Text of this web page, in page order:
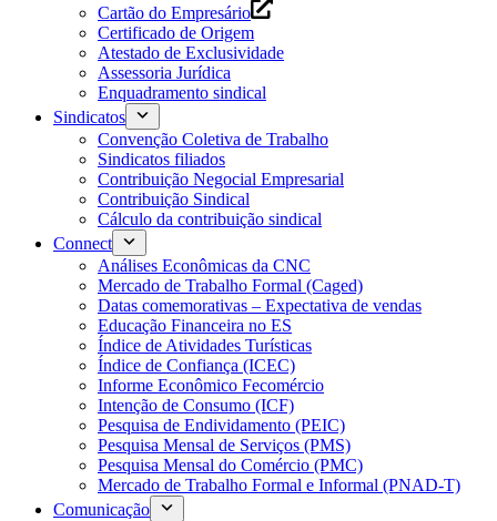
Cartão do Empresário
Certificado de Origem
Atestado de Exclusividade
Assessoria Jurídica
Enquadramento sindical
Sindicatos
Convenção Coletiva de Trabalho
Sindicatos filiados
Contribuição Negocial Empresarial
Contribuição Sindical
Cálculo da contribuição sindical
Connect
Análises Econômicas da CNC
Mercado de Trabalho Formal (Caged)
Datas comemorativas – Expectativa de vendas
Educação Financeira no ES
Índice de Atividades Turísticas
Índice de Confiança (ICEC)
Informe Econômico Fecomércio
Intenção de Consumo (ICF)
Pesquisa de Endividamento (PEIC)
Pesquisa Mensal de Serviços (PMS)
Pesquisa Mensal do Comércio (PMC)
Mercado de Trabalho Formal e Informal (PNAD-T)
Comunicação